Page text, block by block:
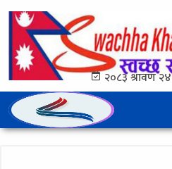
२०८३ श्रावण २४